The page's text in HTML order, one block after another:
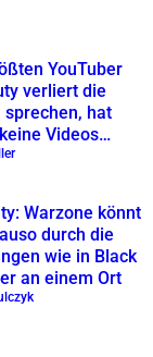
YouTuber
verliert die
sprechen, hat
Videos
zu können
Warzone könnt
durch die
wie in Black
an einem Ort